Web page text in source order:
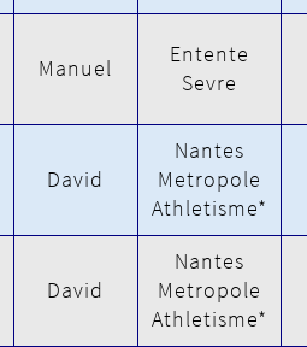
Manuel
Entente
Sevre
David
Nantes
Metropole
Athletisme*
David
Nantes
Metropole
Athletisme*